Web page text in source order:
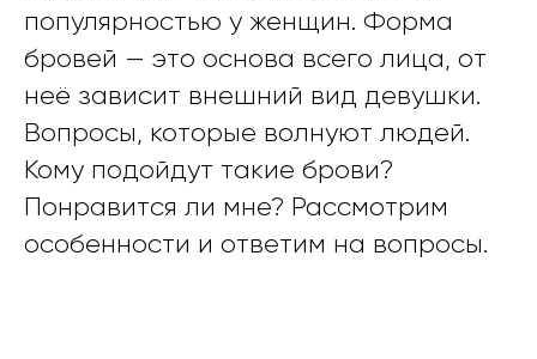
популярностью у женщин. Форма
бровей — это основа всего лица, от
неё зависит внешний вид девушки.
Вопросы, которые волнуют людей.
Кому подойдут такие брови?
Понравится ли мне? Рассмотрим
особенности и ответим на вопросы.